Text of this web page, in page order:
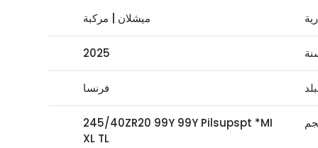
ميشلان | مركبة
2025
فرنسا
245/40ZR20 99Y 99Y Pilsupspt *MI
XL TL